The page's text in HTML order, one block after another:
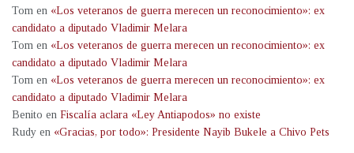
Tom en «Los veteranos de guerra merecen un reconocimiento»: ex
candidato a diputado Vladimir Melara
Tom en «Los veteranos de guerra merecen un reconocimiento»: ex
candidato a diputado Vladimir Melara
Tom en «Los veteranos de guerra merecen un reconocimiento»: ex
candidato a diputado Vladimir Melara
Benito en Fiscalía aclara «Ley Antiapodos» no existe
Rudy en «Gracias, por todo»: Presidente Nayib Bukele a Chivo Pets